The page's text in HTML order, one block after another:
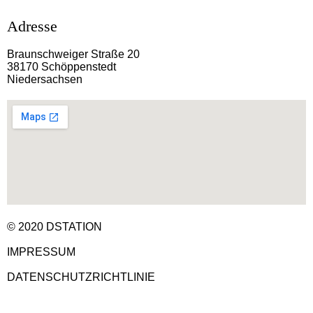
Adresse
Braunschweiger Straße 20
38170 Schöppenstedt
Niedersachsen
© 2020 DSTATION
IMPRESSUM
DATENSCHUTZRICHTLINIE